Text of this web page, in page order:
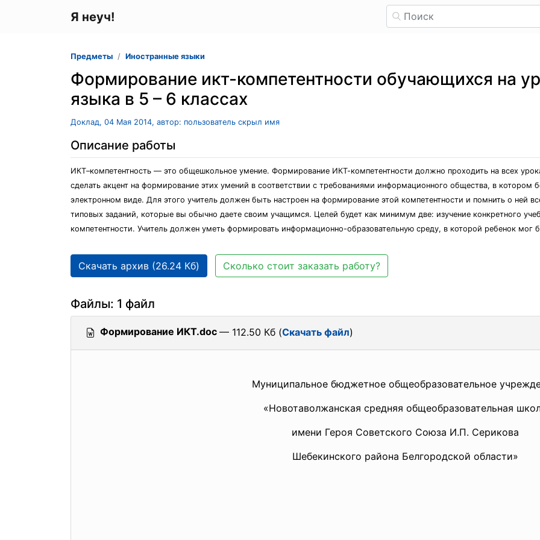
Я неуч!
Предметы Иностранные языки
Формирование икт-компетентности обучающихся на
языка в 5 – 6 классах
Доклад, 04 Мая 2014, автор: пользователь скрыл имя
Описание работы
ИКТ–компетентность — это общешкольное умение. Формирование ИКТ-компетентности должно проходить на всех
сделать акцент на формирование этих умений в соответствии с требованиями информационного общества, в котором
электронном виде. Для этого учитель должен быть настроен на формирование этой компетентности и помнить о ней
типовых заданий, которые вы обычно даете своим учащимся. Целей будет как минимум две: изучение конкретного
компетентности. Учитель должен уметь формировать информационно-образовательную среду, в которой ребенок мог
Скачать архив (26.24 Кб) Сколько стоит заказать работу?
Файлы: 1 файл
Формирование ИКТ.doc — 112.50 Кб (Скачать файл)
Муниципальное бюджетное общеобразовательное
«Новотаволжанская средняя общеобразовательная
имени Героя Советского Союза И.П. Серикова
Шебекинского района Белгородской области»